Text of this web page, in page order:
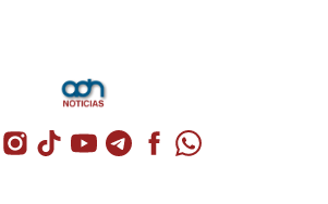
Cuenta de X / Twitter (se abre en una
Cuenta de Instagram (se abre en una
Cuenta de TikTok (se abre en
Cuenta de YouTube (se abre
Cuenta de Telegram (se
Cuenta de
Cuenta de